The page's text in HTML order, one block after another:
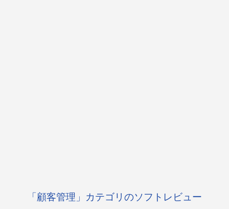
「顧客管理」カテゴリのソフトレビュー